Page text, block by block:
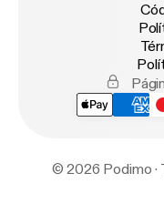
© 2026 Podimo ·